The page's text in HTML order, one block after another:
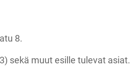
8.
sekä muut esille tulevat asiat.